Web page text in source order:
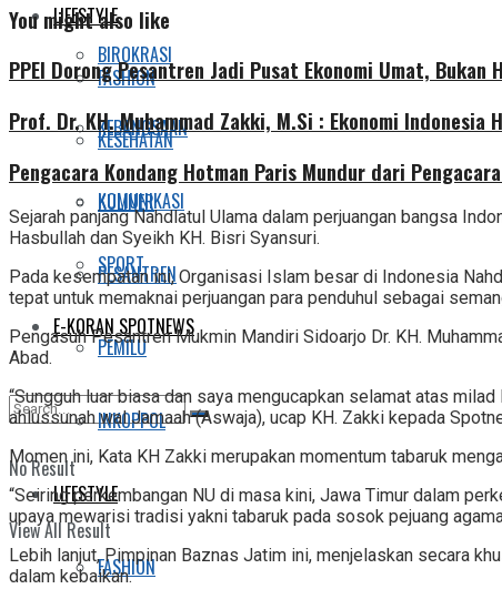
LIFESTYLE
FASHION
KESEHATAN
KULINER
SPORT
E-KORAN SPOTNEWS
No Result
View All Result
BIROKRASI
KEBANGSAAN
KOMUNIKASI
PESANTREN
PEMILU
INKOPPOL
LIFESTYLE
FASHION
You might also like
PPEI Dorong Pesantren Jadi Pusat Ekonomi Umat, Bukan
Prof. Dr. KH. Muhammad Zakki, M.Si : Ekonomi
Pengacara Kondang Hotman Paris Mundur dari
Sejarah panjang Nahdlatul Ulama dalam perjuangan bangsa
Hasbullah dan Syeikh KH. Bisri Syansuri.
Pada kesempatan ini, Organisasi Islam besar di Indonesia
tepat untuk memaknai perjuangan para penduhul sebagai
Pengasuh Pesantren Mukmin Mandiri Sidoarjo Dr. KH.
Abad.
“Sungguh luar biasa dan saya mengucapkan selamat atas
ahlussunah wal Jamaah (Aswaja), ucap KH. Zakki kepada
Momen ini, Kata KH Zakki merupakan momentum tabaruk
“Seiring perkembangan NU di masa kini, Jawa Timur dalam
upaya mewarisi tradisi yakni tabaruk pada sosok pejuang
Lebih lanjut, Pimpinan Baznas Jatim ini, menjelaskan secara
dalam kebaikan.